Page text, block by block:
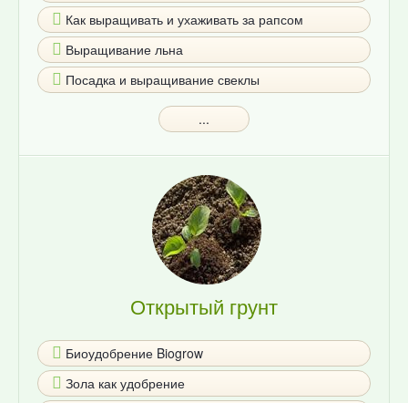
Как выращивать и ухаживать за рапсом
Выращивание льна
Посадка и выращивание свеклы
...
Открытый грунт
Биоудобрение Biogrow
Зола как удобрение